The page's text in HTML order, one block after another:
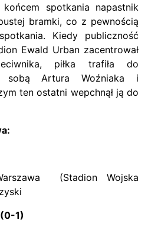
spotkania napastnik
bramki, co z pewnością
Kiedy publiczność
Ewald Urban zacentrował
piłka trafiła do
sobą Artura Woźniaka i
ten ostatni wepchnął ją do
(Stadion Wojska
1)